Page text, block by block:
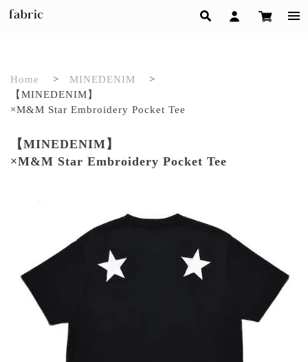
Home > MINEDENIM
>
【MINEDENIM】
×M&M Star Embroidery Pocket Tee
【MINEDENIM】
×M&M Star Embroidery Pocket Tee